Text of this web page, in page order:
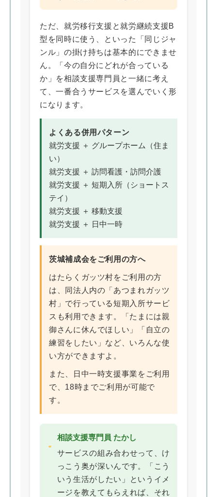
ただ、就労移行支援と就労継続支援B
型を同時に使う、といった「同じジャ
ンル」の掛け持ちは基本的にできませ
ん。「今の自分にどれが合っている
か」を相談支援専門員と一緒に考え
て、一番合うサービスを選んでいく形
になります。
よくある併用パターン
就労支援 ＋ グループホーム（住ま
い）
就労支援 ＋ 訪問看護・訪問介護
就労支援 ＋ 短期入所（ショートス
テイ）
就労支援 ＋ 移動支援
就労支援 ＋ 日中一時
茨城補成会をご利用の方へ
はたらくガッツ村をご利用の方
は、同法人内の「あつまれガッツ
村」で行っている短期入所サービ
スも利用できます。「たまには親
御さんに休んでほしい」「自立の
練習をしたい」など、いろんな使
い方ができますよ。
また、日中一時支援事業をご利用
で、18時までご利用が可能で
す。
相談支援専門員 たかし
サービスの組み合わせって、け
っこう奥が深いんです。「こう
いう生活がしたい」というイメ
ージを教えてもらえれば、それ